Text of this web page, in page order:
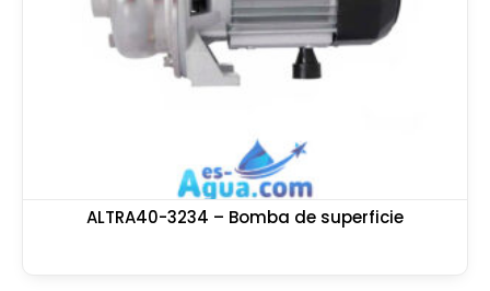
ALTRA40-3234 – Bomba de superficie